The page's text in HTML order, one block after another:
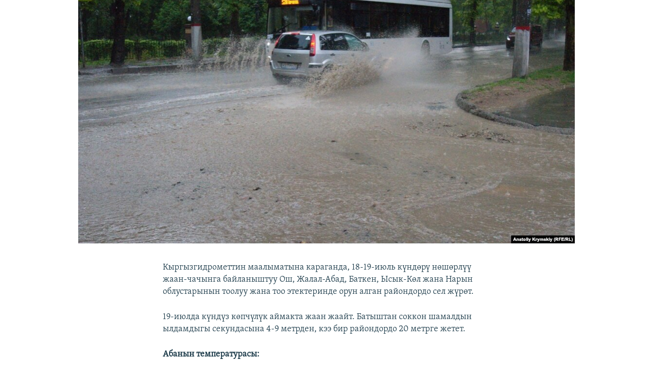
Кыргызгидрометтин маалыматына караганда, 18-19-июль күндөрү нөшөрлүү
жаан-чачынга байланыштуу Ош, Жалал-Абад, Баткен, Ысык-Көл жана Нарын
облустарынын тоолуу жана тоо этектеринде орун алган райондордо сел жүрөт.
19-июлда күндүз көпчүлүк аймакта жаан жаайт. Батыштан соккон шамалдын
ылдамдыгы секундасына 4-9 метрден, кээ бир райондордо 20 метрге жетет.
Абанын температурасы: